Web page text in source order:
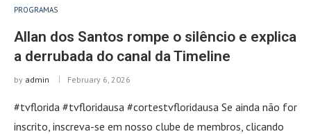
PROGRAMAS
Allan dos Santos rompe o silêncio e explica
a derrubada do canal da Timeline
by admin February 6, 2026
#tvflorida #tvfloridausa #cortestvfloridausa Se ainda não for
inscrito, inscreva-se em nosso clube de membros, clicando